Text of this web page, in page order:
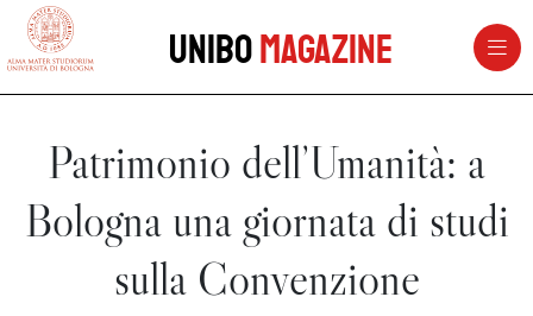
vai al contenuto della pagina
UniboMagazine
Patrimonio dell’Umanità: a
Bologna una giornata di studi
sulla Convenzione